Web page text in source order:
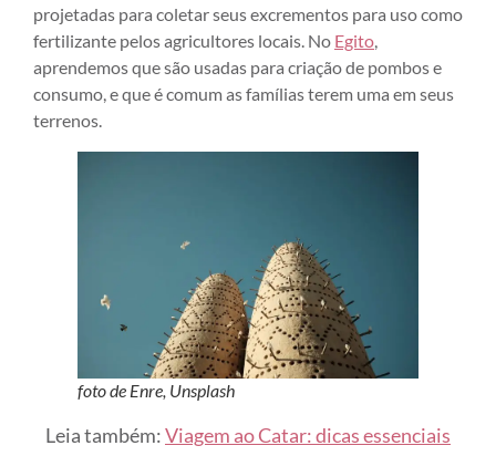
projetadas para coletar seus excrementos para uso como
fertilizante pelos agricultores locais. No Egito,
aprendemos que são usadas para criação de pombos e
consumo, e que é comum as famílias terem uma em seus
terrenos.
foto de Enre, Unsplash
Leia também:Viagem ao Catar: dicas essenciais